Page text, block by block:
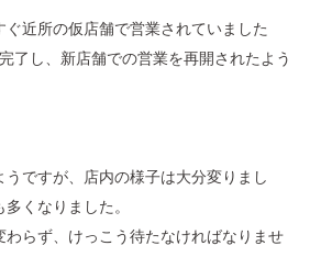
ぐ近所の仮店舗で営業されていました
了し、新店舗での営業を再開されたよう
うですが、店内の様子は大分変りまし
くなりました。
わらず、けっこう待たなければなりませ